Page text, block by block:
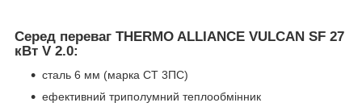
Серед переваг THERMO ALLIANCE VULCAN SF 27
кВт V 2.0:
сталь 6 мм (марка СТ 3ПС)
ефективний триполумний теплообмінник